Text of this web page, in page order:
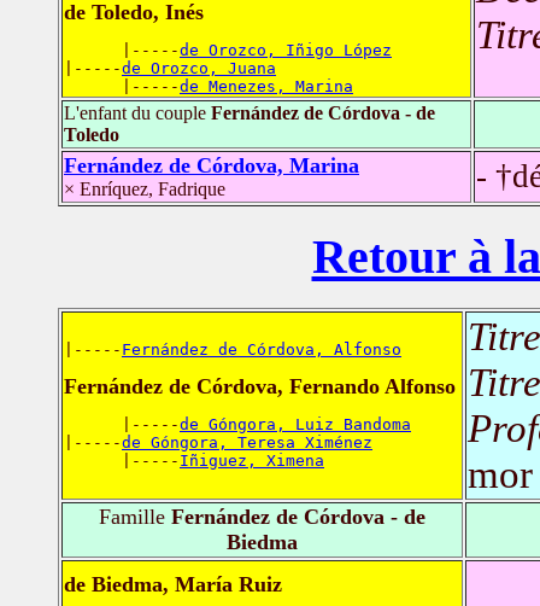
de Toledo, Inés
      |-----
de Orozco, Iñigo López
|-----de Orozco, Juana
      |-----
de Menezes, Marina
L'enfant du couple Fernández de Córdova - de
Toledo
Fernández de Córdova, Marina
× Enríquez, Fadrique -
Retour à
|----- Fernández de Córdova, Alfonso
Fernández de Córdova, Fernando Alfonso
      |-----
de Góngora, Luiz Bandoma
|-----de Góngora, Teresa Ximénez
      |-----
Iñiguez, Ximena
Famille Fernández de Córdova - de
Biedma
de Biedma, María Ruiz